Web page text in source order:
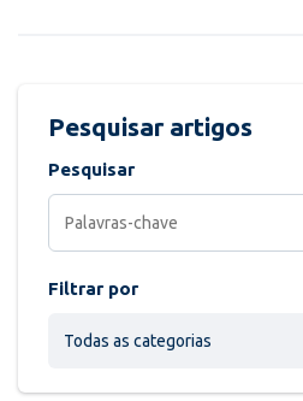
Pesquisar artigos
Pesquisar
Filtrar por
Todas as categorias